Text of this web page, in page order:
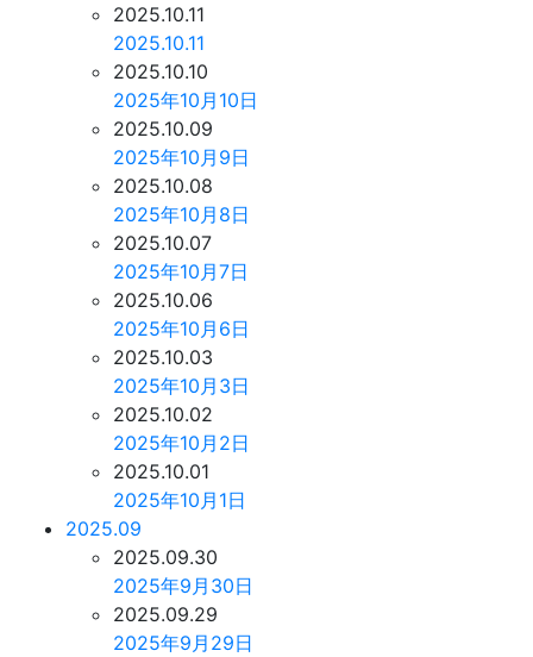
2025.10.11
2025.10.11
2025.10.10
2025年10月10日
2025.10.09
2025年10月9日
2025.10.08
2025年10月8日
2025.10.07
2025年10月7日
2025.10.06
2025年10月6日
2025.10.03
2025年10月3日
2025.10.02
2025年10月2日
2025.10.01
2025年10月1日
2025.09
2025.09.30
2025年9月30日
2025.09.29
2025年9月29日